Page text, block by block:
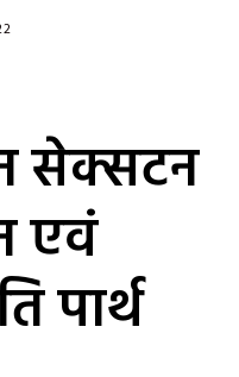
सेक्सटन
एवं
पार्थ